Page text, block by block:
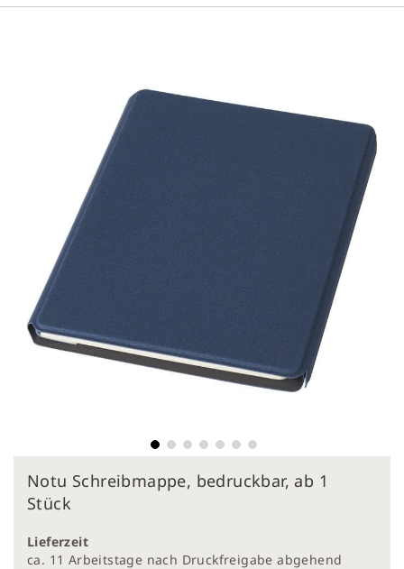
der
Bildergalerie
Anfang
Notu Schreibmappe, bedruckbar, ab 1
Stück
Lieferzeit
ca. 11 Arbeitstage nach Druckfreigabe abgehend